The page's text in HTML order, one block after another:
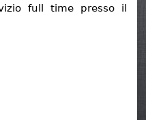
full time presso il